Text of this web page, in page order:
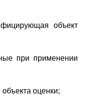
объект
при применении
оценки;